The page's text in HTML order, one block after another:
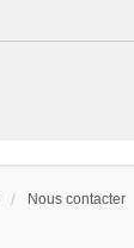
Nous contacter